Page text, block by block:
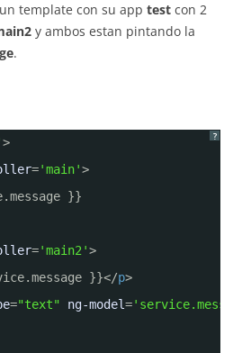
template con su app test con 2
y ambos estan pintando la
.
?
>
='main'>
}}
='main2'>
}}</p>
="text" ng-model=